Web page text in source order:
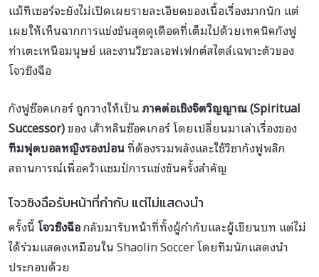
แม้ทีเซอร์จะยังไม่เปิดเผยรายละเอียดของเนื้อเรื่องมากนัก แต่
เผยให้เห็นฉากการแข่งขันสุดดุเดือดที่เต็มไปด้วยเทคนิคกังฟู
ท่าเตะเหนือมนุษย์ และงานวิชวลเอฟเฟกต์สไตล์เฉพาะตัวของ
โจวซิงฉือ
กังฟูซ๊อคเกอร์ ถูกวางให้เป็นภาคต่อเชิงจิตวิญญาณ (Spiritual
Successor)ของ เส้าหลินซ๊อคเกอร์ โดยเปลี่ยนมาเล่าเรื่องของ
ทีมฟุตบอลหญิงรองบ่อนที่ต้องรวมพลังและใช้วิชากังฟูพลิก
สถานการณ์เพื่อคว้าแชมป์การแข่งขันครั้งสำคัญ
โจวซิงฉือรับหน้าที่กำกับ แต่ไม่แสดงนำ
ครั้งนี้โจวซิงฉือกลับมารับหน้าที่ทั้งผู้กำกับและผู้เขียนบท แต่ไม่
ได้ร่วมแสดงเหมือนใน Shaolin Soccer โดยทีมนักแสดงนำ
ประกอบด้วย